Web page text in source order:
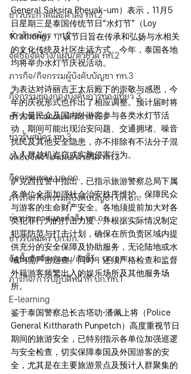
ข่าวประกาศและคำสั่ง ทท.2
ข่าวรับสมัคร ทท.2
จัดซื้อจัดจ้าง/แผน/ตัวชี้วัด ทท.2
ภารกิจ/กิจกรรมผู้บังคับบัญชา ทท.3
กิจกรรมของกองบังคับการท่องเที่ยว 3
ข่าวประกาศและคำสั่ง ทท.3
ข่าวรับสมัคร ทท.3
จัดซื้อจัดจ้าง/แผน/ตัวชี้วัด ทท.3
กิจกรรมของ บก.อก.
ภารกิจ/กิจกรรมผู้บังคับบัญชา บก.อก.
ข่าวประกาศและคำสั่ง บก.อก.
ข่าวรับสมัคร บก.อก.
จัดซื้อจัดจ้าง/แผน/ตัวชี้วัด บก.อก.
ภารกิจ/การปฏิบัติหน้าที่ บก.ทท.1
E-learning
General Saksira Pheuak-um）表示，11月5
日星期三是泰国传统节日“水灯节”（Loy
Krathong），该节日旨在传承和弘扬与水相关
的文化传统及社区生活方式。今年，泰国各地
均将举办水灯节庆祝活动。
为表达对诗丽吉王太后殿下的崇敬与感恩，今
年的庆祝形式也作出了相应调整。预计届时将
有大量民众及国内外游客参与各类水灯节活
动，期间可能出现治安问题、交通拥堵、噪音
扰民及其他安全隐患，亦不排除有不法分子混
入人群趁机盗窃或实施侵害行为。
萨克西拉警中指出，已指示旅游警察总局下属
各单位全面加强社会治安秩序维护，保障民众
与游客的生命财产安全。各地须提前加大对各
类犯罪行为的打击力度，并根据实际情况制定
犯罪防范与打击计划，确保在所负责区域内提
供充分的安全保障及协助服务，无论陆地或水
域均需严密巡查。同时，还须严格检查和监督
外籍游客频繁出入的娱乐场所及其他服务场
所。
鉴于泰国警察总长吉塔叻·潘佩上将（Police
General Kittharath Punpetch）高度重视节日
期间的旅游安全，已特别指示各单位加强巡逻
与安全检查，切实保障泰国及外国游客的安
全，尤其是在主要旅游景点及预计人群聚集的